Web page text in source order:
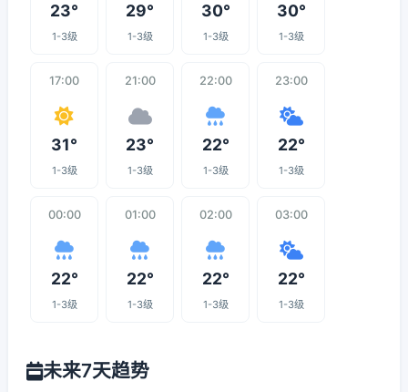
23°
1-3级
29°
1-3级
30°
1-3级
30°
1-3级
17:00
31°
1-3级
21:00
23°
1-3级
22:00
22°
1-3级
23:00
22°
1-3级
00:00
22°
1-3级
01:00
22°
1-3级
02:00
22°
1-3级
03:00
22°
1-3级
未来7天趋势